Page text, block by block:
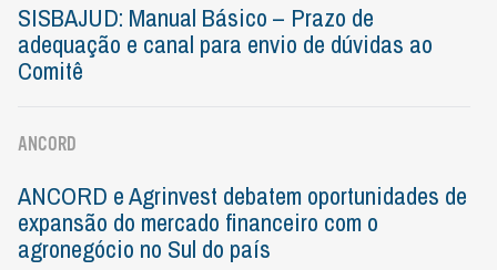
SISBAJUD: Manual Básico – Prazo de
adequação e canal para envio de dúvidas ao
Comitê
ANCORD
ANCORD e Agrinvest debatem oportunidades de
expansão do mercado financeiro com o
agronegócio no Sul do país